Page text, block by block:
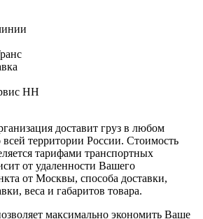
НН
доставит груз в любом
территории России. Стоимость
тарифами транспортных
от удаленности Вашего
от Москвы, способа доставки,
веса и габаритов товара.
максимально экономить Ваше